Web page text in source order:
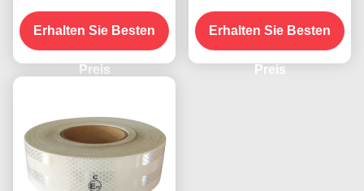
für den Außenbereich
eines Lkw
Erhalten Sie Besten
Preis
Weiß für Anhänger
Erhalten Sie Besten
Preis